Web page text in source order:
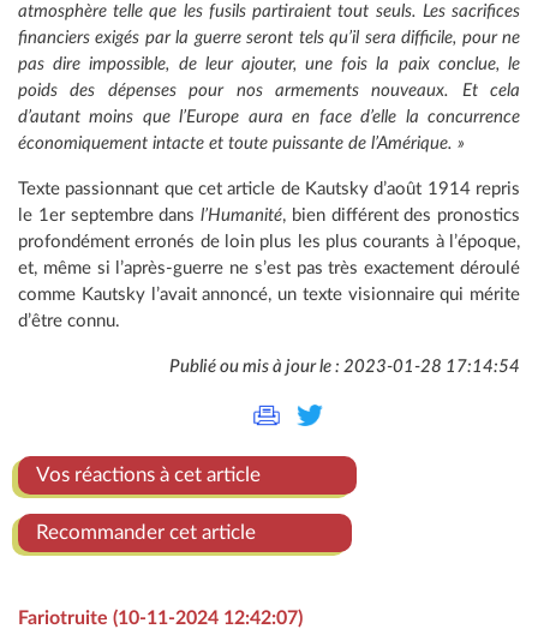
atmosphère telle que les fusils partiraient tout seuls. Les sacrifices
financiers exigés par la guerre seront tels qu’il sera difficile, pour ne
pas dire impossible, de leur ajouter, une fois la paix conclue, le
poids des dépenses pour nos armements nouveaux. Et cela
d’autant moins que l’Europe aura en face d’elle la concurrence
économiquement intacte et toute puissante de l’Amérique. »
Texte passionnant que cet article de Kautsky d’août 1914 repris
le 1er septembre dans l’Humanité, bien différent des pronostics
profondément erronés de loin plus les plus courants à l’époque,
et, même si l’après-guerre ne s’est pas très exactement déroulé
comme Kautsky l’avait annoncé, un texte visionnaire qui mérite
d’être connu.
Publié ou mis à jour le : 2023-01-28 17:14:54
Vos réactions à cet article
Recommander cet article
Fariotruite (10-11-2024 12:42:07)